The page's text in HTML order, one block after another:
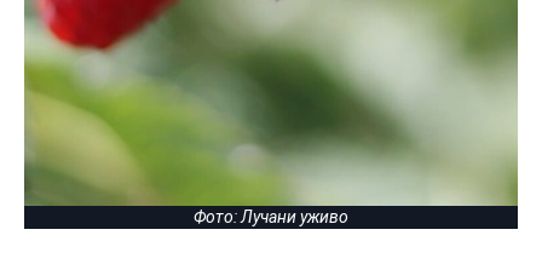
Фото: Лучани уживо